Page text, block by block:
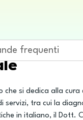
frequenti
si dedica alla
servizi, tra cui la
in italiano, il Dott.